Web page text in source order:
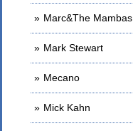
Marc&The Mambas
Mark Stewart
Mecano
Mick Kahn